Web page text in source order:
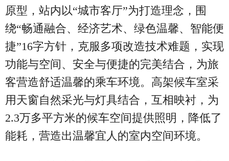
原型，站内以“城市客厅”为打造理念，围
绕“畅通融合、经济艺术、绿色温馨、智能便
捷”16字方针，克服多项改造技术难题，实现
功能与空间、安全与便捷的完美结合，为旅
客营造舒适温馨的乘车环境。高架候车室采
用天窗自然采光与灯具结合，互相映衬，为
2.3万多平方米的候车空间提供照明，降低了
能耗，营造出温馨宜人的室内空间环境。